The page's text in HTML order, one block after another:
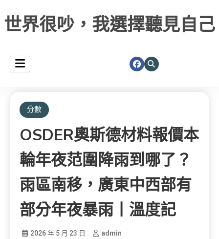
世界很吵，我選擇聽見自己
分數
OSDER奧斯德材料報價本
輪年夜范圍降雨到哪了？
雨區南移，廣東中西部有
部分年夜暴雨丨溫度記
2026 年 5 月 23 日 admin